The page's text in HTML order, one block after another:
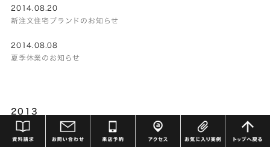
2014.08.20
新注文住宅ブランドのお知らせ
2014.08.08
夏季休業のお知らせ
2013
2013.12.05